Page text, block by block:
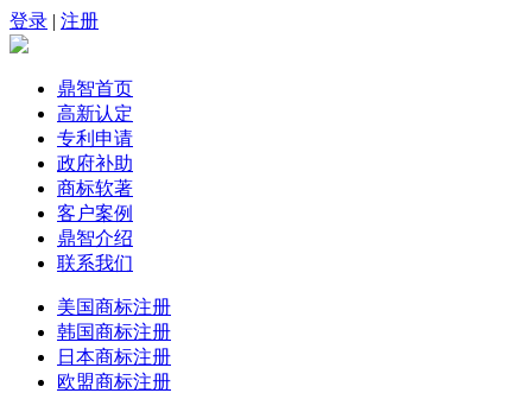
登录 | 注册
鼎智首页
高新认定
专利申请
政府补助
商标软著
客户案例
鼎智介绍
联系我们
美国商标注册
韩国商标注册
日本商标注册
欧盟商标注册